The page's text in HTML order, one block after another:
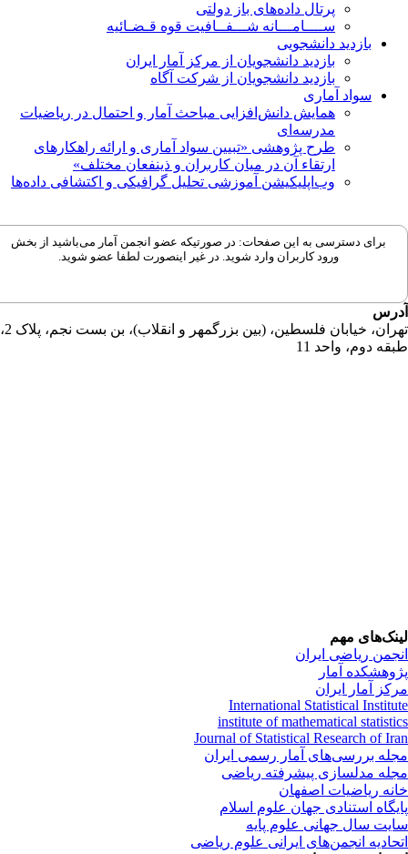
پرتال داده‌های باز دولتی
ســــامـــانه شـــفــافیت قوه قـضـائیه
بازدید دانشجویی
بازدید دانشجویان از مرکز آمار ایران
بازدید دانشجویان از شرکت آگاه
سواد آماری
همایش دانش‌افزایی مباحث آمار و احتمال در ریاضیات
مدرسه‌ای
طرح پژوهشی «تبیین سواد آماری و ارائه راهکارهای
ارتقاء آن در میان کاربران و ذینفعان مختلف»
وب‌اپلیکیشن آموزشی تحلیل گرافیکی و اکتشافی داده‌ها
برای دسترسی به این صفحات: در صورتیکه عضو انجمن آمار می‌باشید از بخش
ورود کاربران وارد شوید. در غیر اینصورت لطفا عضو شوید.
دوم، واحد 11
مهم
ریاضی ایران
آمار
آمار ایران
International Statistical
institute of mathematical
Journal of Statistical Research of
بررسی‌های آمار رسمی ایران
مدلسازی پیشرفته ریاضی
ریاضیات اصفهان
استنادی جهان علوم اسلام
سال جهانی علوم پایه
انجمن‌های ایرانی علوم ریاضی